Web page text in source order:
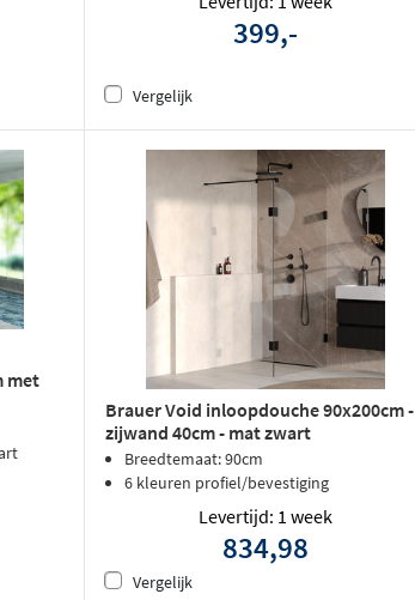
399,-
Vergelijk
met
Brauer Void inloopdouche 90x200cm -
zijwand 40cm - mat zwart
Breedtemaat: 90cm
6 kleuren profiel/bevestiging
Levertijd: 1 week
834,98
Vergelijk